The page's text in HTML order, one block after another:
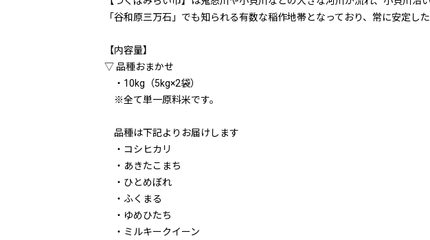
「谷和原三万石」でも知られる有数な稲作地帯となっており、常に安定し
【内容量】
▽ 品種おまかせ
・10kg（5kg×2袋）
※全て単一原料米です。
品種は下記よりお届けします
・コシヒカリ
・あきたこまち
・ひとめぼれ
・ふくまる
・ゆめひたち
・ミルキークイーン